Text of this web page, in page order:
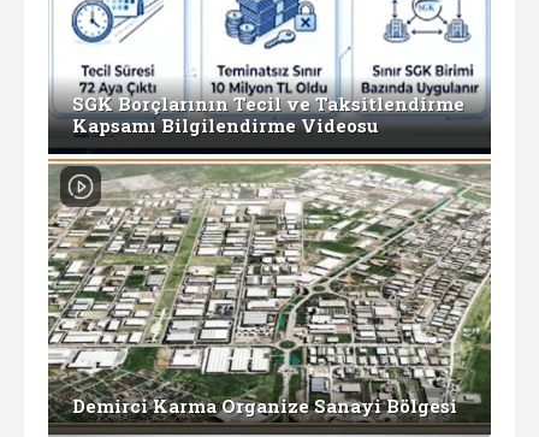
SGK Borçlarının Tecil ve Taksitlendirme
Kapsamı Bilgilendirme Videosu
Demirci Karma Organize Sanayi Bölgesi